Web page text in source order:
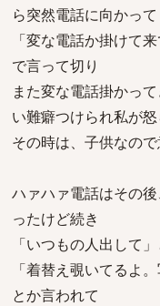
ら突然電話に向かって
「変な電話か掛けて
で言って切り
また変な電話掛かっ
い難癖つけられ私が怒
その時は、子供なので
ハァハァ電話はその
ったけど続き
「いつもの人出して
「着替え覗いてるよ
とか言われて